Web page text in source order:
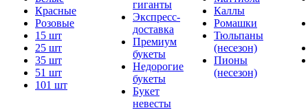
Красные
Розовые
15 шт
25 шт
35 шт
51 шт
101 шт
гиганты
Экспресс-
доставка
Премиум
букеты
Недорогие
букеты
Букет
невесты
Каллы
Ромашки
Тюльпаны
(несезон)
Пионы
(несезон)